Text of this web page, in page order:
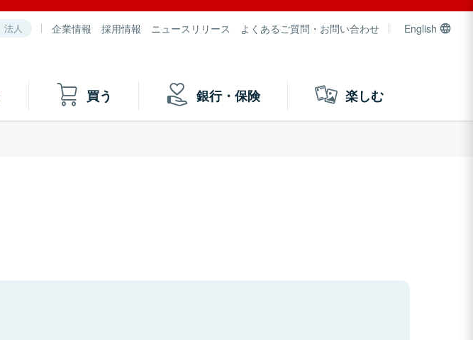
法人 企業情報 採用情報 ニュースリリース よくあるご質問・お問い合わせ English
買う 銀行・保険 楽しむ